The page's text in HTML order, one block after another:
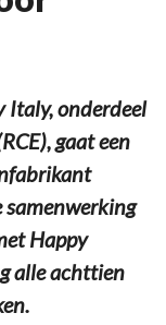
Italy, onderdeel
gaat een
samenwerking
Happy
alle achttien